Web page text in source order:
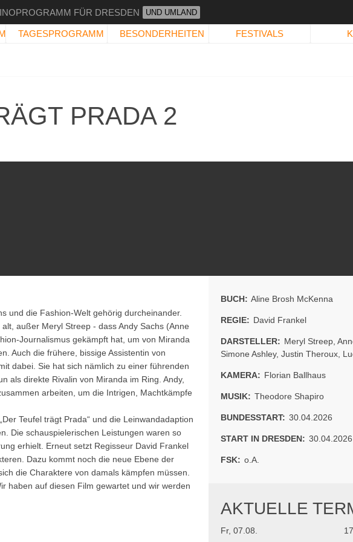
FÜR DRESDEN UND UMLAND
TAGESPROGRAMM BESONDERHEITEN FESTIVALS
PRADA 2
und die Fashion-Welt gehörig durcheinander.
außer Meryl Streep - dass Andy Sachs (Anne
Journalismus gekämpft hat, um von Miranda
Auch die frühere, bissige Assistentin von
dabei. Sie hat sich nämlich zu einer führenden
als direkte Rivalin von Miranda im Ring. Andy,
arbeiten, um die Intrigen, Machtkämpfe
Teufel trägt Prada“ und die Leinwandadaption
Die schauspielerischen Leistungen waren so
erhielt. Erneut setzt Regisseur David Frankel
Dazu kommt noch die neue Ebene der
die Charaktere von damals kämpfen müssen.
haben auf diesen Film gewartet und wir werden
BUCH: Aline Brosh McKenna
REGIE: David Frankel
DARSTELLER: Meryl Streep,
Simone Ashley, Justin Theroux,
KAMERA: Florian Ballhaus
MUSIK: Theodore Shapiro
BUNDESSTART: 30.04.2026
START IN DRESDEN: 30.04.2026
FSK: o.A.
AKTUELLE
Fr, 07.08.